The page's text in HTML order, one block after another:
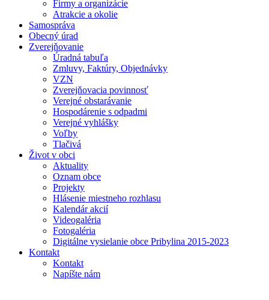
Firmy a organizácie
Atrakcie a okolie
Samospráva
Obecný úrad
Zverejňovanie
Úradná tabuľa
Zmluvy, Faktúry, Objednávky
VZN
Zverejňovacia povinnosť
Verejné obstarávanie
Hospodárenie s odpadmi
Verejné vyhlášky
Voľby
Tlačivá
Život v obci
Aktuality
Oznam obce
Projekty
Hlásenie miestneho rozhlasu
Kalendár akcií
Videogaléria
Fotogaléria
Digitálne vysielanie obce Pribylina 2015-2023
Kontakt
Kontakt
Napíšte nám